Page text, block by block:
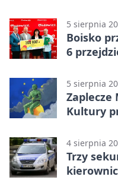
5 sierpnia
Boisko
6
5 sierpnia
Zaplecze
Kultury
4 sierpnia
Trzy